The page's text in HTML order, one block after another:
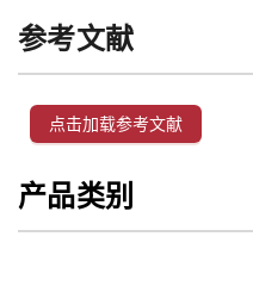
参考文献
点击加载参考文献
产品类别